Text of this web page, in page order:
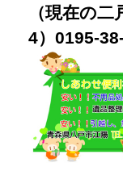
（現在の
4）0195-